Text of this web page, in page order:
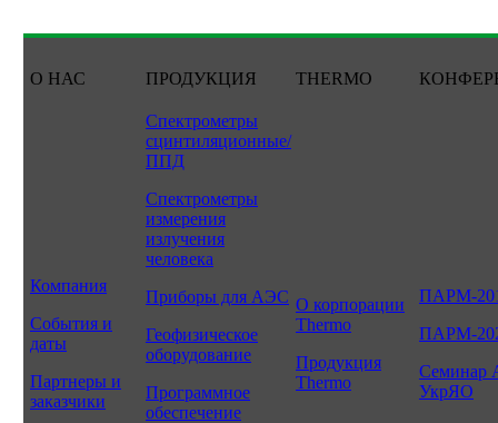
О НАС ПРОДУКЦИЯ THERMO
Компания
События и
даты
Партнеры и
заказчики
Спектрометры
сцинтиляционные/
ППД
Спектрометры
измерения
излучения
человека
Приборы для АЭС
Геофизическое
оборудование
Программное
обеспечение
О корпорации
Thermo
Продукция
Thermo
ПАРМ-
ПАРМ-
Семинар
УкрЯО